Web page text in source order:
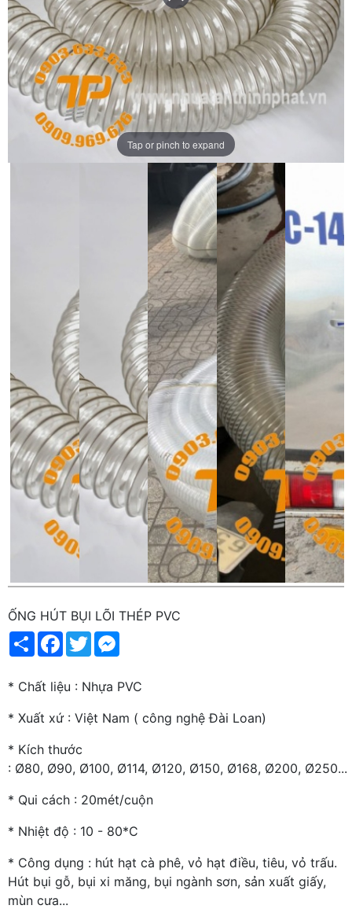
Tap or pinch to expand
ỐNG HÚT BỤI LÕI THÉP PVC
ShareFacebook
Twitter
* Chất liệu : Nhựa PVC
* Xuất xứ : Việt Nam ( công nghệ Đài Loan)
* Kích thước
: Ø80, Ø90, Ø100, Ø114, Ø120, Ø150, Ø168, Ø200, Ø250...
* Qui cách : 20mét/cuộn
* Nhiệt độ : 10 - 80*C
* Công dụng : hút hạt cà phê, vỏ hạt điều, tiêu, vỏ trấu.
Hút bụi gỗ, bụi xi măng, bụi ngành sơn, sản xuất giấy,
mùn cưa...